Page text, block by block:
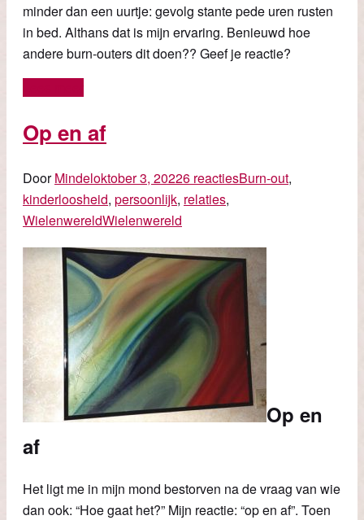
minder dan een uurtje: gevolg stante pede uren rusten
in bed. Althans dat is mijn ervaring. Benieuwd hoe
andere burn-outers dit doen?? Geef je reactie?
Op en af
DoorMindeloktober 3, 20226 reactiesBurn-out,
kinderloosheid, persoonlijk, relaties,
WielenwereldWielenwereld
Op en
af
Het ligt me in mijn mond bestorven na de vraag van wie
dan ook: “Hoe gaat het?” Mijn reactie: “op en af”. Toen